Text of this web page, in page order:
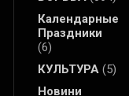
Календарные
Праздники
(6)
КУЛЬТУРА (5)
Новини